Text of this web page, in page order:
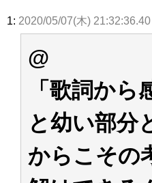
これも素晴らしい
日向坂46まとめのまとめ / これか
アイドル – ぷぅアンテナ / 「乃木
信！【2022.3.22 17:15〜
アイドル – ぷぅアンテナ / 【乃木
ぺいとう×いちごみるく×マヨラー星
アイドル – ぷぅアンテナ / 【乃木
ーン.gif
1: 2020/05/07(木)
@
「歌詞から
と幼い部分
からこその